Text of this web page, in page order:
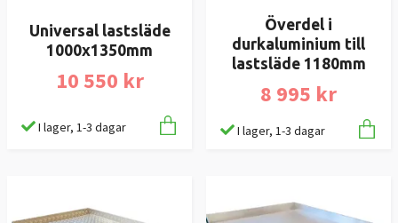
Universal lastsläde
1000x1350mm
10 550 kr
I lager, 1-3 dagar
Överdel i
durkaluminium till
lastsläde 1180mm
8 995 kr
I lager, 1-3 dagar